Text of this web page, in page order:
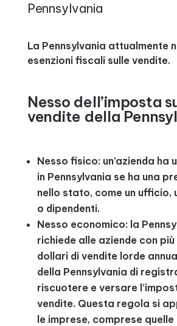
Pennsylvania
La Pennsylvania attualmente
esenzioni fiscali sulle vendite.
Nesso dell’imposta
vendite della
Nesso fisico: un’azienda ha
in Pennsylvania se ha una
nello stato, come un ufficio,
o dipendenti.
Nesso economico: la
richiede alle aziende con
dollari di vendite lorde
della Pennsylvania di
riscuotere e versare
vendite. Questa regola si
le imprese, comprese quelle